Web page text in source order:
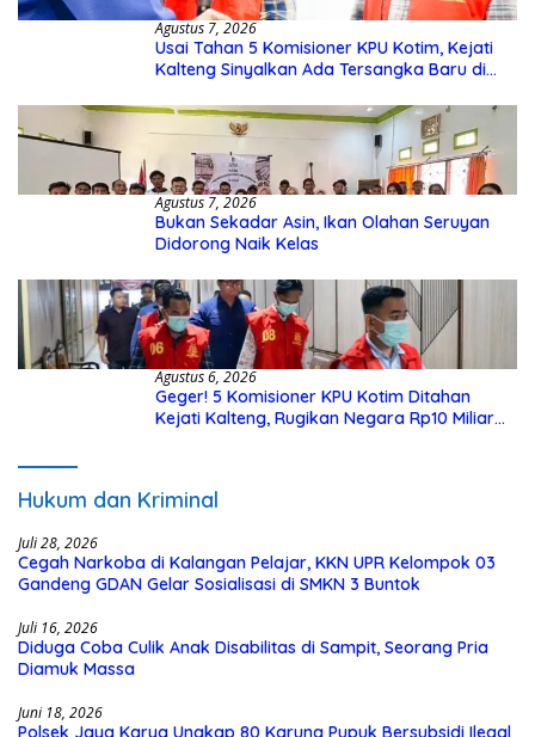
Agustus 7, 2026
Usai Tahan 5 Komisioner KPU Kotim, Kejati
Kalteng Sinyalkan Ada Tersangka Baru di
Agustus 7, 2026
Bukan Sekadar Asin, Ikan Olahan Seruyan
Didorong Naik Kelas
Agustus 6, 2026
Geger! 5 Komisioner KPU Kotim Ditahan
Kejati Kalteng, Rugikan Negara Rp10 Miliar
Hukum dan Kriminal
Juli 28, 2026
Cegah Narkoba di Kalangan Pelajar, KKN UPR Kelompok 03
Gandeng GDAN Gelar Sosialisasi di SMKN 3 Buntok
Juli 16, 2026
Diduga Coba Culik Anak Disabilitas di Sampit, Seorang Pria
Diamuk Massa
Juni 18, 2026
Polsek Jaya Karya Ungkap 80 Karung Pupuk Bersubsidi Ilegal